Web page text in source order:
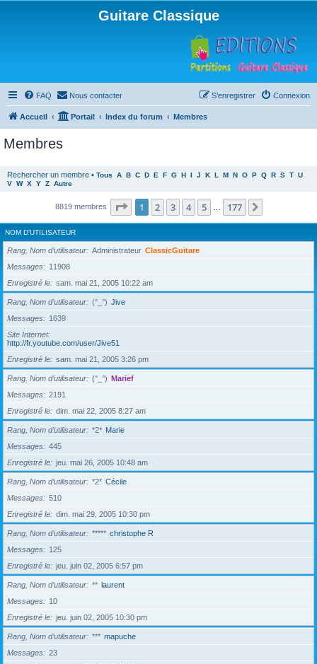
Guitare Classique
FAQ Nous contacter Connexion
S’enregistrer
Accueil Portail Index du forum Membres
Membres
Rechercher un membre • Tous A B C D E F G H I J K L M N O P Q R S T U
V W X Y Z Autre
8819 membres Page 1sur177
1 2 3 4 5 177
NOM D’UTILISATEUR
Rang, Nom d’utilisateur Administrateur ClassicGuitare
Messages
11908
Enregistré le
sam. mai 21, 2005 10:22 am
Rang, Nom d’utilisateur (°_°) Jive
Messages
1639
Site Internet
http://fr.youtube.com/user/Jive51
Enregistré le
sam. mai 21, 2005 3:26 pm
Rang, Nom d’utilisateur (°_°) Marief
Messages
2191
Enregistré le
dim. mai 22, 2005 8:27 am
Rang, Nom d’utilisateur *2* Marie
Messages
445
Enregistré le
jeu. mai 26, 2005 10:48 am
Rang, Nom d’utilisateur *2* Cécile
Messages
510
Enregistré le
dim. mai 29, 2005 10:30 pm
Rang, Nom d’utilisateur ***** christophe R
Messages
125
Enregistré le
jeu. juin 02, 2005 6:57 pm
Rang, Nom d’utilisateur ** laurent
Messages
10
Enregistré le
jeu. juin 02, 2005 10:30 pm
Rang, Nom d’utilisateur *** mapuche
Messages
23